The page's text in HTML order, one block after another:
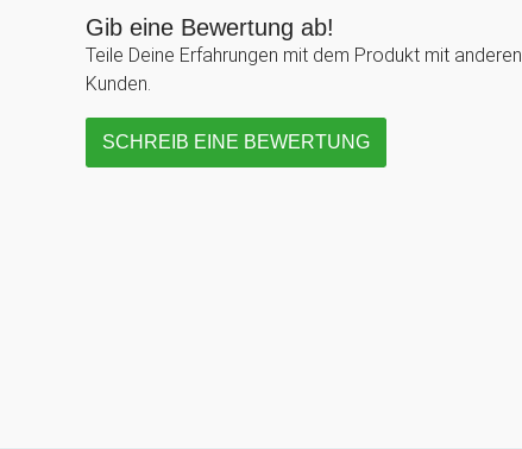
Gib eine Bewertung ab!
Teile Deine Erfahrungen mit dem Produkt mit anderen
Kunden.
SCHREIB EINE BEWERTUNG